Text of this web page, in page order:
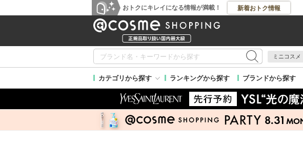
おトクにキレイになる情報が満載！ 新着おトク情報
ミニコスメ
カテゴリから探す ランキングから探す ブランドから探す